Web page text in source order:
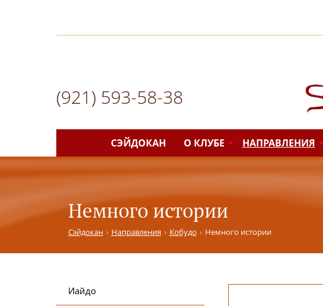
(921) 593-58-38
СЭЙДОКАН О КЛУБЕ НАПРАВЛЕНИЯ
Немного истории
Сэйдокан Направления Кобудо Немного истории
Иайдо